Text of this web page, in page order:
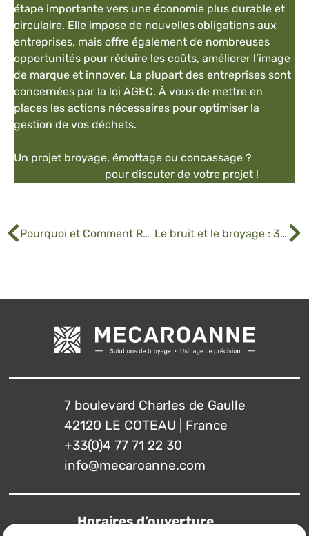
étape importante vers une économie plus durable et
circulaire. Elle impose de nouvelles obligations aux
entreprises, mais offre également de nombreuses
opportunités pour réduire les coûts, améliorer l’image
de marque et innover. La plupart des entreprises sont
concernées par la loi AGEC. À vous de mettre en
places les actions nécessaires pour optimiser la
gestion de vos déchets.
Un projet broyage, émottage ou concassage ?
pour discuter de votre projet !
Pourquoi et Comment Recycler Vos Cartouches d’Encre Vides ? Le bruit et le broyage : 3 techniques pour allier performance industrielle et confort acoustique
7 boulevard Charles de Gaulle
42120 LE COTEAU | France
+33(0)4 77 71 22 30
info@mecaroanne.com
Horaires d’ouverture